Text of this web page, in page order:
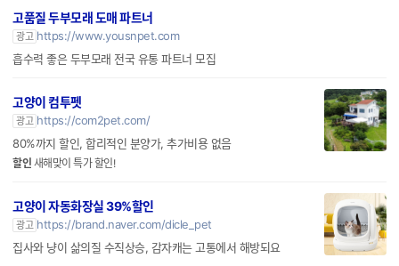
고품질 두부모래 도매 파트너
광고 https://www.yousnpet.com
흡수력 좋은 두부모래 전국 유통 파트너 모집
고양이 컴투펫
광고 https://com2pet.com/
80%까지 할인, 합리적인 분양가, 추가비용 없음
할인 새해맞이 특가 할인!
고양이 자동화장실 39%할인
광고 https://brand.naver.com/dicle_pet
집사와 냥이 삶의질 수직상승, 감자캐는 고통에서 해방되요